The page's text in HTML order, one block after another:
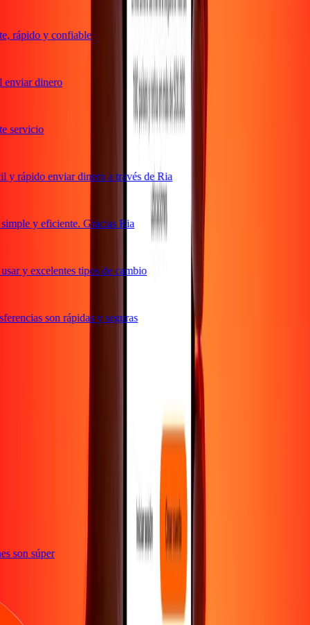
rápido y confiable
dinero
rápido enviar dinero a través de Ria
y eficiente. Gracias Ria
y excelentes tipos de cambio
son rápidas y seguras
son súper